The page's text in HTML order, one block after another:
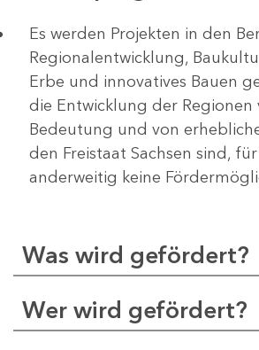
Es werden Projekten in den
Regionalentwicklung,
Erbe und innovatives Bauen
die Entwicklung der
Bedeutung und von
den Freistaat Sachsen sind,
anderweitig keine
Was wird gefördert?
Wer wird gefördert?